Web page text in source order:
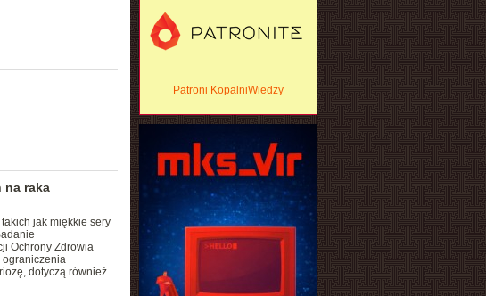
na raka
jak miękkie sery
Ochrony Zdrowia
ograniczenia
dotyczą również
Patroni KopalniWiedzy